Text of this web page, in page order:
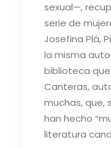
sexual—,
serie de
Josefina Plá,
la misma
biblioteca
Canteras,
muchas, que,
han hecho
literatura